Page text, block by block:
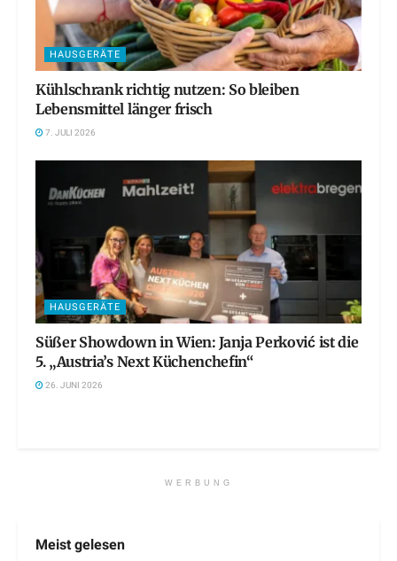
HAUSGERÄTE
Kühlschrank richtig nutzen: So bleiben
Lebensmittel länger frisch
7. JULI 2026
HAUSGERÄTE
Süßer Showdown in Wien: Janja Perković ist die
5. „Austria’s Next Küchenchefin“
26. JUNI 2026
WERBUNG
Meist gelesen